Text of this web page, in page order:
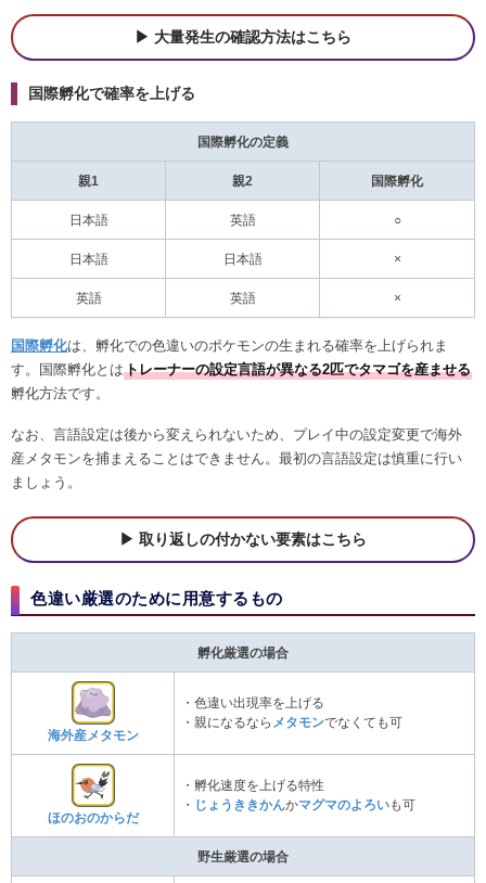
大量発生の確認方法はこちら
国際孵化で確率を上げる
国際孵化の定義
親1 親2 国際孵化
日本語 英語 ○
日本語 日本語 ×
英語 英語 ×
国際孵化は、孵化での色違いのポケモンの生まれる確率を上げられま
す。国際孵化とはトレーナーの設定言語が異なる2匹でタマゴを産ませる
孵化方法です。
なお、言語設定は後から変えられないため、プレイ中の設定変更で海外
産メタモンを捕まえることはできません。最初の言語設定は慎重に行い
ましょう。
取り返しの付かない要素はこちら
色違い厳選のために用意するもの
孵化厳選の場合
海外産メタモン
・色違い出現率を上げる
・親になるなら メタモンでなくても可
ほのおのからだ
・孵化速度を上げる特性
・
じょうききかんかマグマのよろいも可
野生厳選の場合